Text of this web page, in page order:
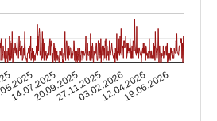
14.07.202520.09.202527.11.202503.02.202612.04.2026
19.06.2026